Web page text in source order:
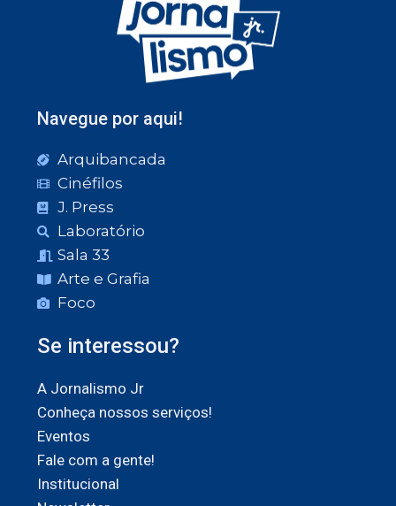
Navegue por aqui!
Arquibancada
Cinéfilos
J. Press
Laboratório
Sala 33
Arte e Grafia
Foco
Se interessou?
A Jornalismo Jr
Conheça nossos serviços!
Eventos
Fale com a gente!
Institucional